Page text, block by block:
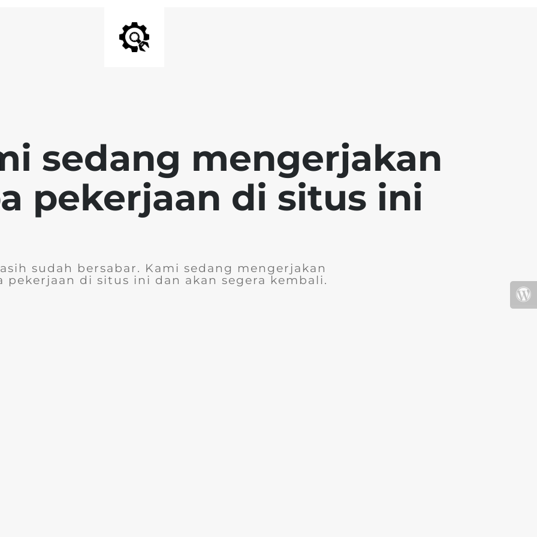
sedang mengerjakan
pekerjaan di situs ini
sudah bersabar. Kami sedang mengerjakan
pekerjaan di situs ini dan akan segera kembali.